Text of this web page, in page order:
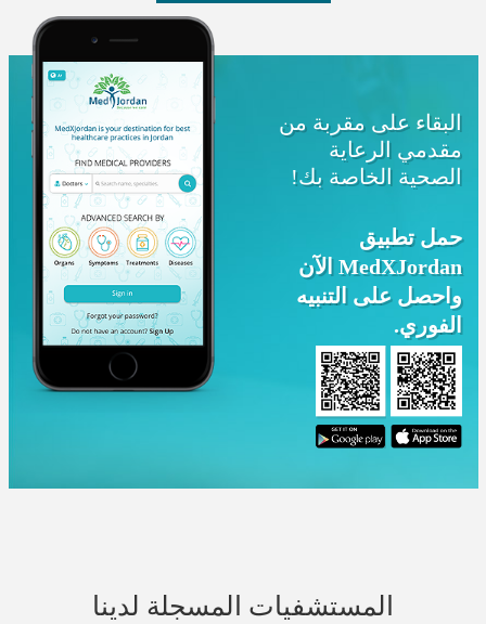
البقاء على مقربة من
مقدمي الرعاية
الصحية الخاصة بك!
حمل تطبيق
MedXJordan الآن
واحصل على التنبيه
الفوري.
المستشفيات المسجلة لدينا